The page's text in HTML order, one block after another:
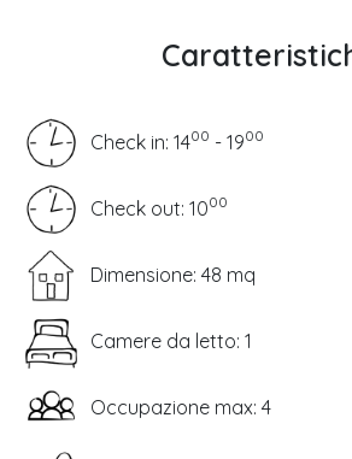
Check in: 1400 - 1900
Check out: 1000
Dimensione: 48 mq
Camere da letto: 1
Occupazione max: 4